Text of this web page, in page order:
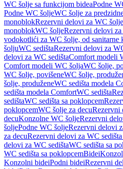
WC šolje sa funkcijom bideaPodne
Podne WC šoljeWC šolje za
monoblokRezervni delovi za WC
monoblokWC šoljeRezervni delovi
vodokotlići za WC šolje, od sanitarne
šoljuWC sedištaRezervni delovi za
delovi za WC sedištaComfort modeli
Comfort modeli WC šoljaWC šolje,
WC šolje, povišeneWC šolje,
šolje, produženeWC sedišta modela
sedišta modela ComfortWC sedišta
sedištaWC sedišta sa poklopcem
poklopcemWC šolje za decuRezervni
decuKonzolne WC šoljeRezervni
šoljePodne WC šoljeRezervni delovi
za decuRezervni delovi za WC sedišta
delovi za WC sedištaWC sedišta sa
WC sedišta sa poklopcemBidei
Konzolni bideiPodni bideiRezervni